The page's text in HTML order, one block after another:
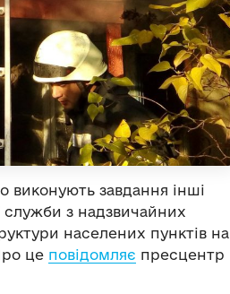
виконують завдання інші
служби з надзвичайних
населених пунктів на
це повідомляє пресцентр